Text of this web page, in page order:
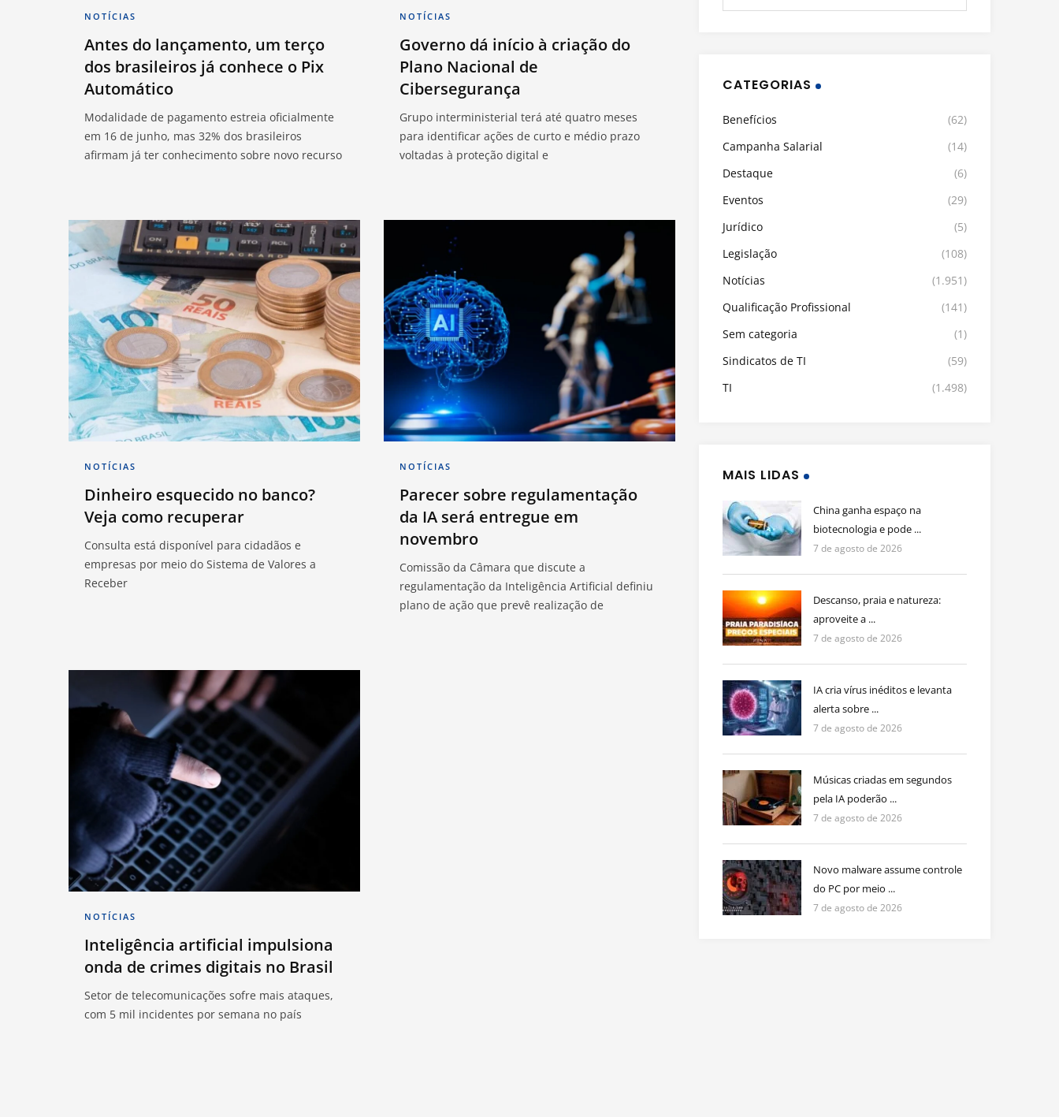
NOTÍCIAS
Antes do lançamento, um terço
dos brasileiros já conhece o Pix
Automático
Modalidade de pagamento estreia oficialmente
em 16 de junho, mas 32% dos brasileiros
afirmam já ter conhecimento sobre novo recurso
NOTÍCIAS
Governo dá início à criação do
Plano Nacional de
Cibersegurança
Grupo interministerial terá até quatro meses
para identificar ações de curto e médio prazo
voltadas à proteção digital e
NOTÍCIAS
Dinheiro esquecido no banco?
Veja como recuperar
Consulta está disponível para cidadãos e
empresas por meio do Sistema de Valores a
Receber
NOTÍCIAS
Parecer sobre regulamentação
da IA será entregue em
novembro
Comissão da Câmara que discute a
regulamentação da Inteligência Artificial definiu
plano de ação que prevê realização de
NOTÍCIAS
Inteligência artificial impulsiona
onda de crimes digitais no Brasil
Setor de telecomunicações sofre mais ataques,
com 5 mil incidentes por semana no país
CATEGORIAS
Benefícios
(62)
Campanha Salarial
(14)
Destaque
(6)
Eventos
(29)
Jurídico
(5)
Legislação
(108)
Notícias
(1.951)
Qualificação Profissional
(141)
Sem categoria
(1)
Sindicatos de TI
(59)
TI
(1.498)
MAIS LIDAS
China ganha espaço na
biotecnologia e pode ...
7 de agosto de 2026
Descanso, praia e natureza:
aproveite a ...
7 de agosto de 2026
IA cria vírus inéditos e levanta
alerta sobre ...
7 de agosto de 2026
Músicas criadas em segundos
pela IA poderão ...
7 de agosto de 2026
Novo malware assume controle
do PC por meio ...
7 de agosto de 2026